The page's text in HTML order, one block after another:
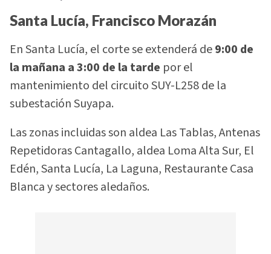
Santa Lucía, Francisco Morazán
En Santa Lucía, el corte se extenderá de9:00 de
la mañana a 3:00 de la tarde por el
mantenimiento del circuito SUY-L258 de la
subestación Suyapa.
Las zonas incluidas son aldea Las Tablas, Antenas
Repetidoras Cantagallo, aldea Loma Alta Sur, El
Edén, Santa Lucía, La Laguna, Restaurante Casa
Blanca y sectores aledaños.